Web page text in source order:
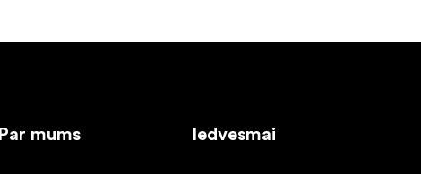
Par mums Iedvesmai